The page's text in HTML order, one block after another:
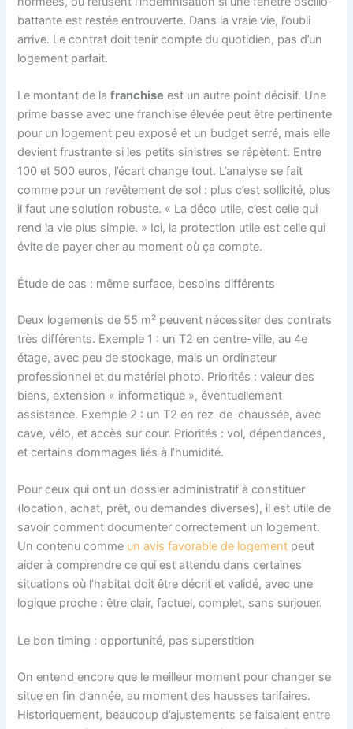
battante est restée entrouverte. Dans la vraie vie, l’oubli
arrive. Le contrat doit tenir compte du quotidien, pas d’un
logement parfait.
Le montant de lafranchise est un autre point décisif. Une
prime basse avec une franchise élevée peut être pertinente
pour un logement peu exposé et un budget serré, mais elle
devient frustrante si les petits sinistres se répètent. Entre
100 et 500 euros, l’écart change tout. L’analyse se fait
comme pour un revêtement de sol : plus c’est sollicité, plus
il faut une solution robuste. « La déco utile, c’est celle qui
rend la vie plus simple. » Ici, la protection utile est celle qui
évite de payer cher au moment où ça compte.
Étude de cas : même surface, besoins différents
Deux logements de 55 m² peuvent nécessiter des contrats
très différents. Exemple 1 : un T2 en centre-ville, au 4e
étage, avec peu de stockage, mais un ordinateur
professionnel et du matériel photo. Priorités : valeur des
biens, extension « informatique », éventuellement
assistance. Exemple 2 : un T2 en rez-de-chaussée, avec
cave, vélo, et accès sur cour. Priorités : vol, dépendances,
et certains dommages liés à l’humidité.
Pour ceux qui ont un dossier administratif à constituer
(location, achat, prêt, ou demandes diverses), il est utile de
savoir comment documenter correctement un logement.
Un contenu comme un avis favorable de logement peut
aider à comprendre ce qui est attendu dans certaines
situations où l’habitat doit être décrit et validé, avec une
logique proche : être clair, factuel, complet, sans surjouer.
Le bon timing : opportunité, pas superstition
On entend encore que le meilleur moment pour changer se
situe en fin d’année, au moment des hausses tarifaires.
Historiquement, beaucoup d’ajustements se faisaient entre